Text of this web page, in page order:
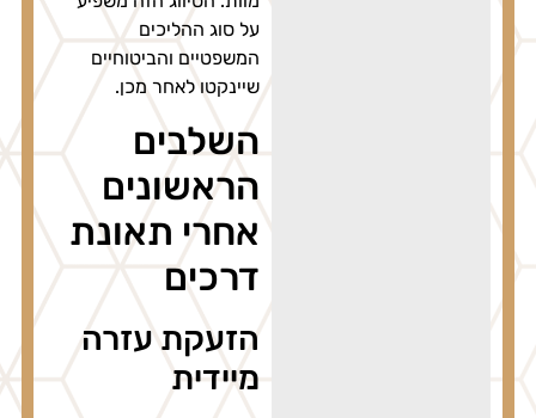
על סוג ההליכים
המשפטיים והביטוחיים
שיינקטו לאחר מכן.
השלבים
הראשונים
אחרי תאונת
דרכים
הזעקת עזרה
מיידית